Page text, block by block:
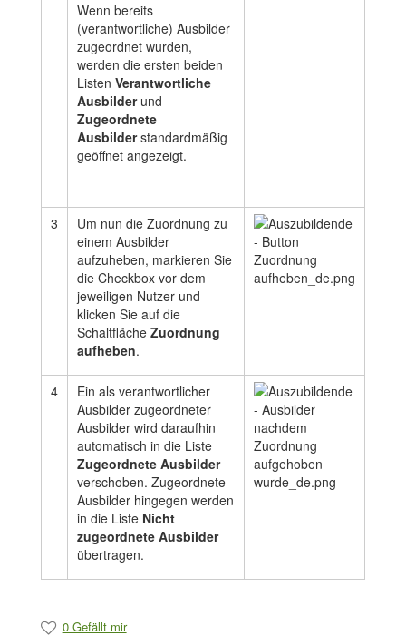
Wenn bereits
(verantwortliche) Ausbilder
zugeordnet wurden,
werden die ersten beiden
Listen Verantwortliche
Ausbilder und
Zugeordnete
Ausbilderstandardmäßig
geöffnet angezeigt.
3
Um nun die Zuordnung zu
einem Ausbilder
aufzuheben, markieren Sie
die Checkbox vor dem
jeweiligen Nutzer und
klicken Sie auf die
Schaltfläche Zuordnung
aufheben.
4
Ein als verantwortlicher
Ausbilder zugeordneter
Ausbilder wird daraufhin
automatisch in die Liste
Zugeordnete Ausbilder
verschoben. Zugeordnete
Ausbilder hingegen werden
in die Liste Nicht
zugeordnete Ausbilder
übertragen.
0 Gefällt mir